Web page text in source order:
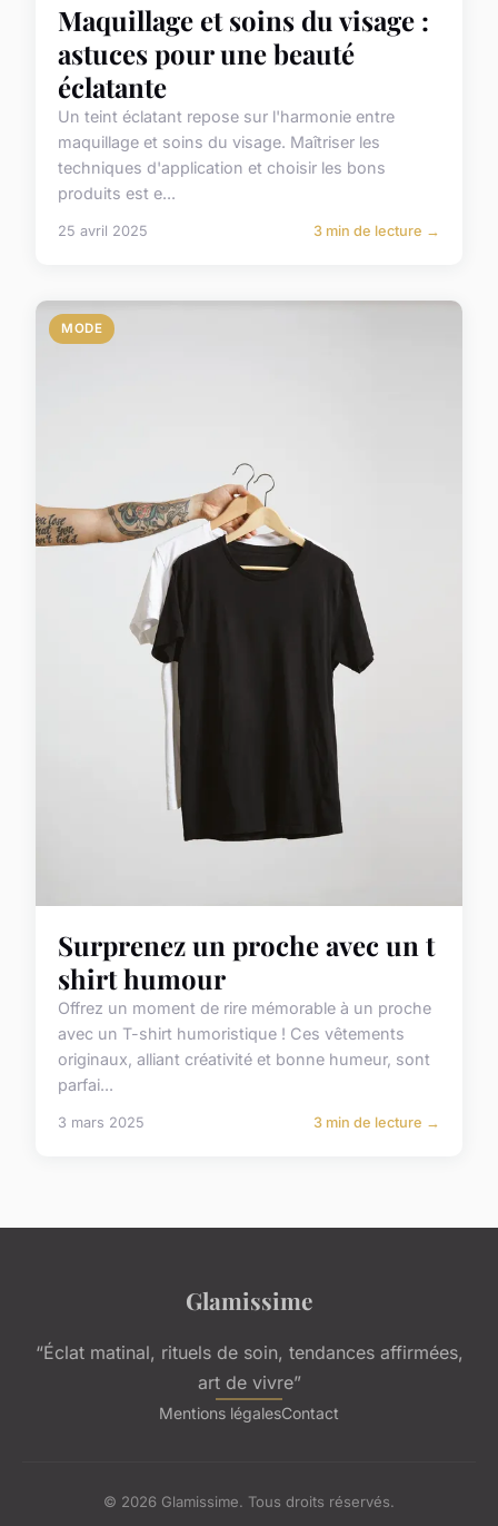
Maquillage et soins du visage :
astuces pour une beauté
éclatante
Un teint éclatant repose sur l'harmonie entre
maquillage et soins du visage. Maîtriser les
techniques d'application et choisir les bons
produits est e...
25 avril 2025 3 min de lecture →
MODE
Surprenez un proche avec un t
shirt humour
Offrez un moment de rire mémorable à un proche
avec un T-shirt humoristique ! Ces vêtements
originaux, alliant créativité et bonne humeur, sont
parfai...
3 mars 2025 3 min de lecture →
Glamissime
“Éclat matinal, rituels de soin, tendances affirmées,
art de vivre”
Mentions légalesContact
© 2026 Glamissime. Tous droits réservés.